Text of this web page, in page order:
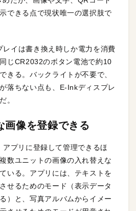
できる点で現状唯一の選択肢で
イは書き換え時しか電力を消費
じCR2032のボタン電池で約10
きる。バックライトが不要で、
落ちない点も、E-Inkディスプレ
。
画像を登録できる
プリに登録して管理できるほ
数ユニットの画像の入れ替えな
いる。アプリには、テキストを
せるためのモード（表示データ
）と、写真アルバムからイメー